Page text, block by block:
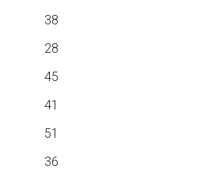
38
28
45
41
51
36